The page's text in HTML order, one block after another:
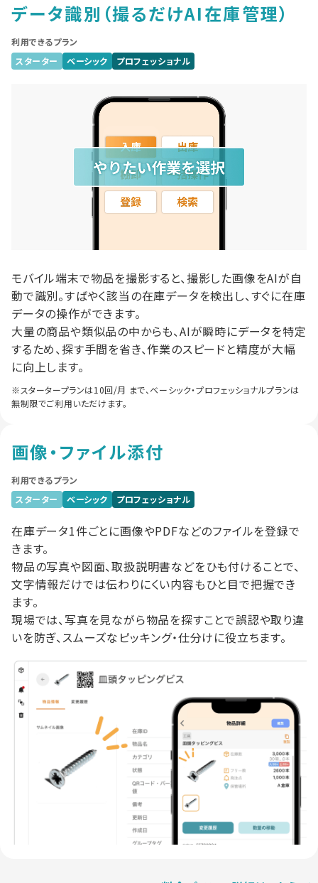
データ識別 （撮るだけAI在庫管理）
利用できるプラン
スターター
ベーシック プロフェッショナル
モバイル端末で物品を撮影すると、撮影した画像をAIが自
動で識別。すばやく該当の在庫データを検出し、すぐに在庫
データの操作ができます。
大量の商品や類似品の中からも、AIが瞬時にデータを特定
するため、探す手間を省き、作業のスピードと精度が大幅
に向上します。
※スタータープランは10回/月 まで、ベーシック・プロフェッショナルプランは
無制限でご利用いただけます。
画像・ファイル添付
利用できるプラン
スターター
ベーシック プロフェッショナル
在庫データ1件ごとに画像やPDFなどのファイルを登録で
きます。
物品の写真や図面、取扱説明書などをひも付けることで、
文字情報だけでは伝わりにくい内容もひと目で把握でき
ます。
現場では、写真を見ながら物品を探すことで誤認や取り違
いを防ぎ、スムーズなピッキング・仕分けに役立ちます。